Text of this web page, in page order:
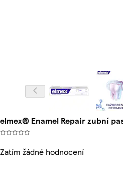
elmex® Enamel Repair zubní
Zatím žádné hodnocení